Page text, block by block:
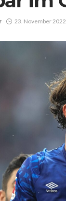
23. November 2022